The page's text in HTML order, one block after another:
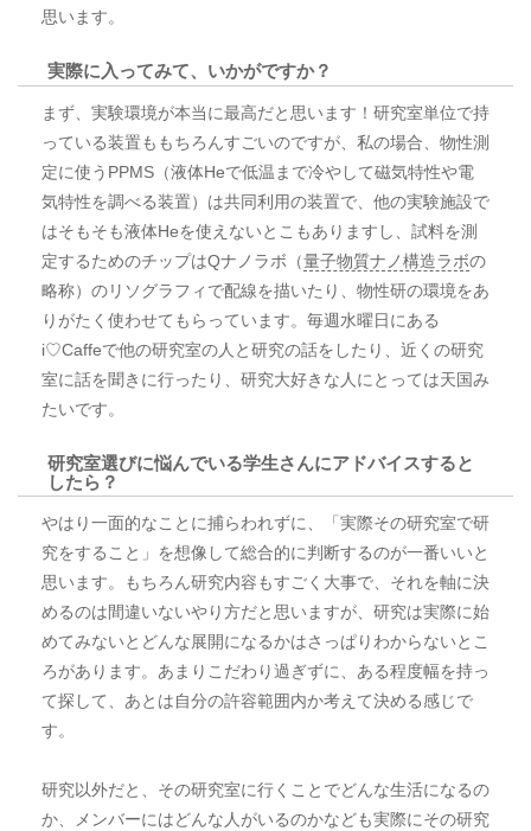
思います。
実際に入ってみて、いかがですか？
まず、実験環境が本当に最高だと思います！研究室単位で持
っている装置ももちろんすごいのですが、私の場合、物性測
定に使うPPMS（液体Heで低温まで冷やして磁気特性や電
気特性を調べる装置）は共同利用の装置で、他の実験施設で
はそもそも液体Heを使えないとこもありますし、試料を測
定するためのチップはQナノラボ（量子物質ナノ構造ラボの
略称）のリソグラフィで配線を描いたり、物性研の環境をあ
りがたく使わせてもらっています。毎週水曜日にある
i♡Caffeで他の研究室の人と研究の話をしたり、近くの研究
室に話を聞きに行ったり、研究大好きな人にとっては天国み
たいです。
研究室選びに悩んでいる学生さんにアドバイスすると
したら？
やはり一面的なことに捕らわれずに、「実際その研究室で研
究をすること」を想像して総合的に判断するのが一番いいと
思います。もちろん研究内容もすごく大事で、それを軸に決
めるのは間違いないやり方だと思いますが、研究は実際に始
めてみないとどんな展開になるかはさっぱりわからないとこ
ろがあります。あまりこだわり過ぎずに、ある程度幅を持っ
て探して、あとは自分の許容範囲内か考えて決める感じで
す。
研究以外だと、その研究室に行くことでどんな生活になるの
か、メンバーにはどんな人がいるのかなども実際にその研究